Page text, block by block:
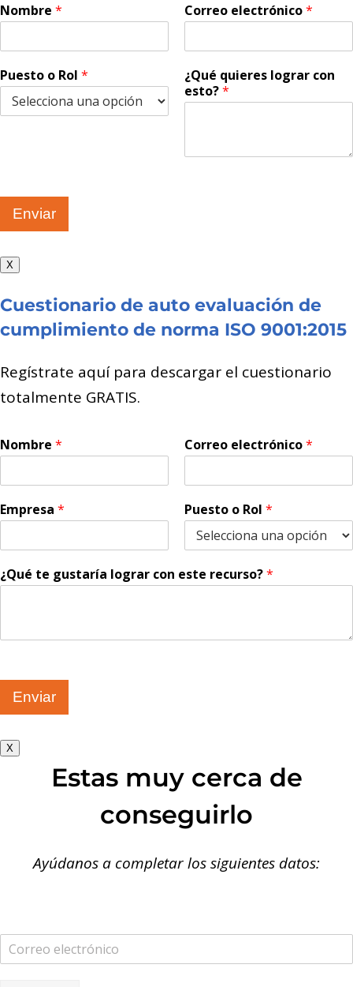
Nombre * Correo electrónico*
Puesto o Rol *
¿Qué quieres lograr con
esto?*
Enviar
X
Cuestionario de auto evaluación de
cumplimiento de norma ISO 9001:2015
Regístrate aquí para descargar el cuestionario
totalmente GRATIS.
Nombre * Correo electrónico*
Empresa * Puesto o Rol *
¿Qué te gustaría lograr con este recurso?*
Enviar
X
Estas muy cerca de
conseguirlo
Ayúdanos a completar los siguientes datos: